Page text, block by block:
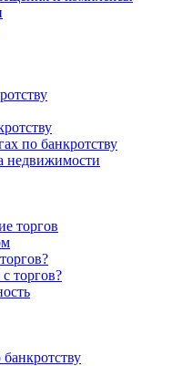
по банкротству
недвижимости
торгов
торгов?